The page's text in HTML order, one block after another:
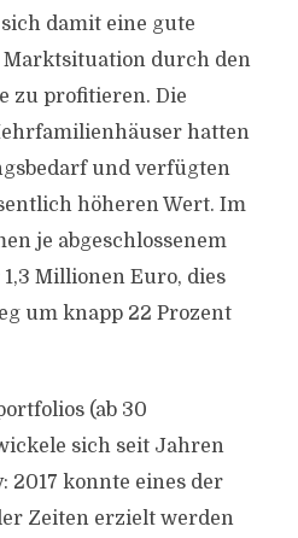
damit eine gute
Marktsituation durch den
zu profitieren. Die
hatten
und verfügten
höheren Wert. Im
je abgeschlossenem
Millionen Euro, dies
um knapp 22 Prozent
(ab 30
sich seit Jahren
2017 konnte eines der
Zeiten erzielt werden